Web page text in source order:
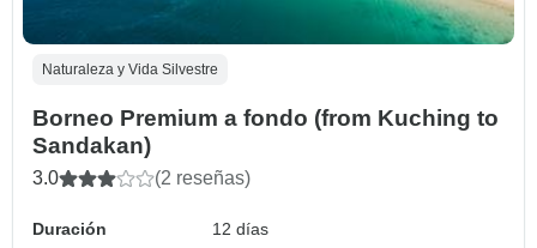
Naturaleza y Vida Silvestre
Borneo Premium a fondo (from Kuching to
Sandakan)
3.0 (2 reseñas)
Duración
12 días